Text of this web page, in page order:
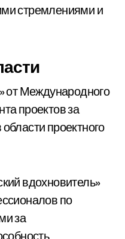
стремлениями и
проектов за
проектного
по
за